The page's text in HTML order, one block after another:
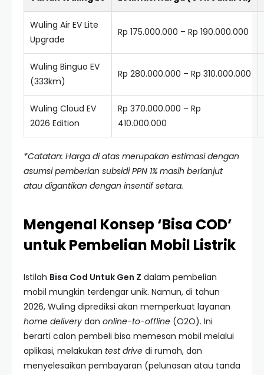
Wuling Air EV Lite
Upgrade
Rp 175.000.000 – Rp 190.000.000
Wuling Binguo EV
(333km)
Rp 280.000.000 – Rp 310.000.000
Wuling Cloud EV
2026 Edition
Rp 370.000.000 – Rp
410.000.000
*Catatan: Harga di atas merupakan estimasi dengan
asumsi pemberian subsidi PPN 1% masih berlanjut
atau digantikan dengan insentif setara.
Mengenal Konsep ‘Bisa COD’
untuk Pembelian Mobil Listrik
Istilah Bisa Cod Untuk Gen Z dalam pembelian
mobil mungkin terdengar unik. Namun, di tahun
2026, Wuling diprediksi akan memperkuat layanan
home delivery dan online-to-offline (O2O). Ini
berarti calon pembeli bisa memesan mobil melalui
aplikasi, melakukan test drive di rumah, dan
menyelesaikan pembayaran (pelunasan atau tanda